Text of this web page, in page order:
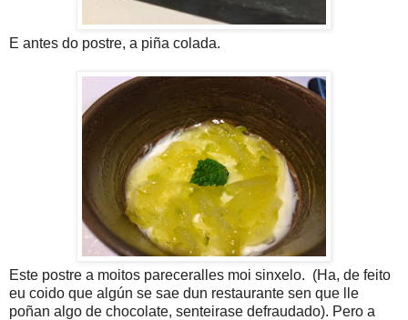
E antes do postre, a piña colada.
Este postre a moitos pareceralles moi sinxelo. (Ha, de feito
eu coido que algún se sae dun restaurante sen que lle
poñan algo de chocolate, senteirase defraudado). Pero a